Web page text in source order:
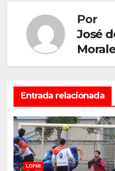
Por
José
Entrada relacionada
LOFMI